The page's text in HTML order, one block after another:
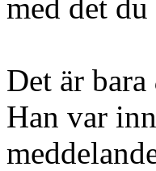
med det
Det är bara
Han var